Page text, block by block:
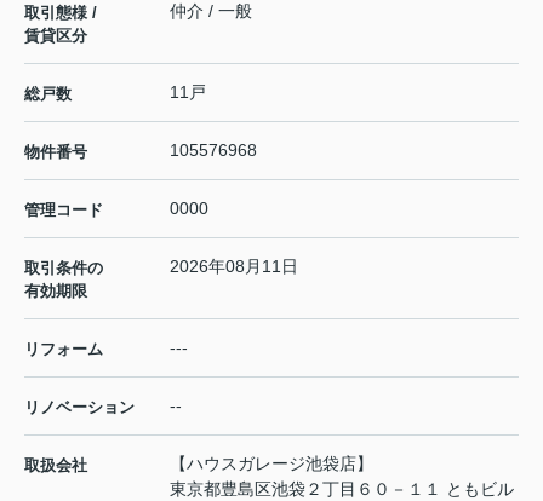
取引態様 /
賃貸区分
仲介 / 一般
総戸数 11戸
物件番号 105576968
管理コード 0000
取引条件の
有効期限
2026年08月11日
リフォーム ---
リノベーション --
取扱会社
【ハウスガレージ池袋店】
東京都豊島区池袋２丁目６０－１１ ともビル